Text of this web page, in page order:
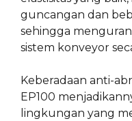
guncangan dan
sehingga
sistem konveyor
Keberadaan anti-
EP100
lingkungan yang